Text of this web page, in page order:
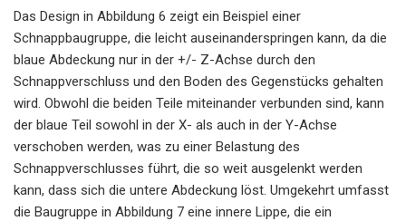
Das Design in Abbildung 6 zeigt ein Beispiel einer
Schnappbaugruppe, die leicht auseinanderspringen kann, da die
blaue Abdeckung nur in der +/- Z-Achse durch den
Schnappverschluss und den Boden des Gegenstücks gehalten
wird. Obwohl die beiden Teile miteinander verbunden sind, kann
der blaue Teil sowohl in der X- als auch in der Y-Achse
verschoben werden, was zu einer Belastung des
Schnappverschlusses führt, die so weit ausgelenkt werden
kann, dass sich die untere Abdeckung löst. Umgekehrt umfasst
die Baugruppe in Abbildung 7 eine innere Lippe, die ein